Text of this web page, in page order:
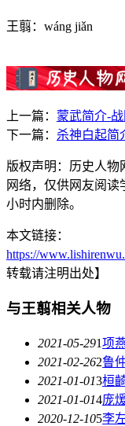
王翦：wáng jiǎn
上一篇： 蒙武简介-
下一篇： 杀神白起简
版权声明：历史人物
网络，仅供网友阅
小时内删除。
本文链接：
https://
转载请注明出处】
与王翦相关人物
2021-05-291项
2021-02-262鲁
2021-01-013桓
2021-01-014庞
2020-12-105李